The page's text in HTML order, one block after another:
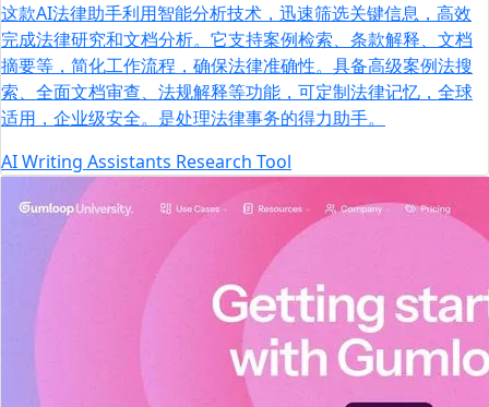
这款AI法律助手利用智能分析技术，迅速筛选关键信息，高效
完成法律研究和文档分析。它支持案例检索、条款解释、文档
摘要等，简化工作流程，确保法律准确性。具备高级案例法搜
索、全面文档审查、法规解释等功能，可定制法律记忆，全球
适用，企业级安全。是处理法律事务的得力助手。
AIWriting Assistants Research Tool